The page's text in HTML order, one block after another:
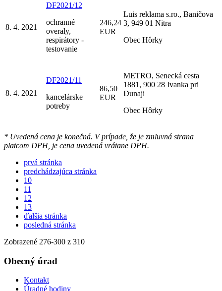
8. 4. 2021
DF2021/12
ochranné
overaly,
respirátory -
testovanie
246,24
EUR
Luis reklama s.ro., Baničova
3, 949 01 Nitra
Obec Hôrky
8. 4. 2021
DF2021/11
kancelárske
potreby
86,50
EUR
METRO, Senecká cesta
1881, 900 28 Ivanka pri
Dunaji
Obec Hôrky
* Uvedená cena je konečná. V prípade, že je zmluvná strana
platcom DPH, je cena uvedená vrátane DPH.
prvá stránka
predchádzajúca stránka
10
11
12
13
ďalšia stránka
posledná stránka
Zobrazené 276-300 z 310
Obecný úrad
Kontakt
Úradné hodiny